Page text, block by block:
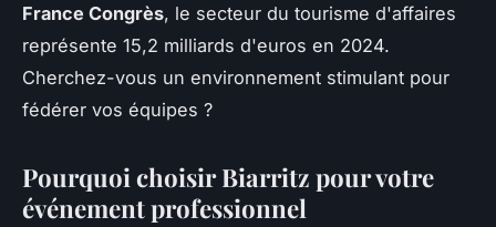
France Congrès, le secteur du tourisme d'affaires
représente 15,2 milliards d'euros en 2024.
Cherchez-vous un environnement stimulant pour
fédérer vos équipes ?
Pourquoi choisir Biarritz pour votre
événement professionnel